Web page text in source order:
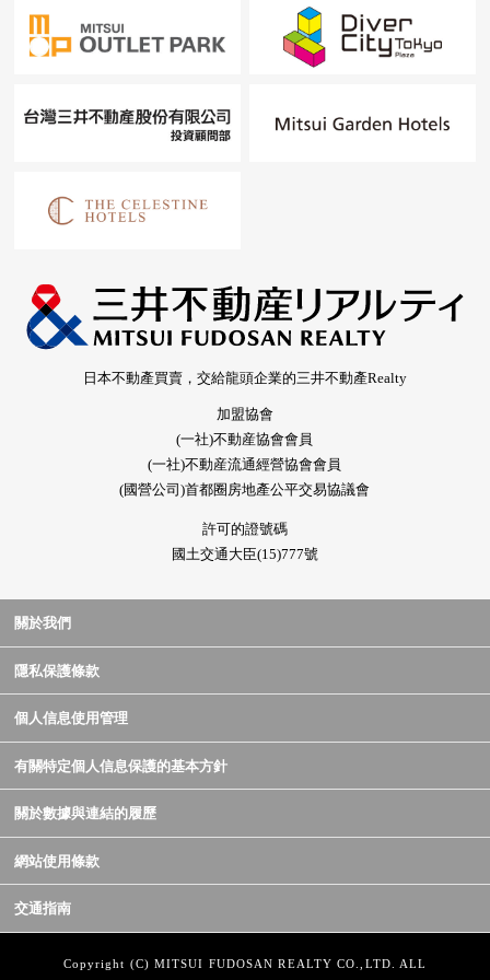
日本不動產買賣，交給龍頭企業的三井不動產Realty
加盟協會
(一社)不動産協會會員
(一社)不動産流通經營協會會員
(國營公司)首都圈房地產公平交易協議會
許可的證號碼
國土交通大臣(15)777號
關於我們
隱私保護條款
個人信息使用管理
有關特定個人信息保護的基本方針
關於數據與連結的履歷
網站使用條款
交通指南
Copyright (C) MITSUI FUDOSAN REALTY CO.,LTD. ALL